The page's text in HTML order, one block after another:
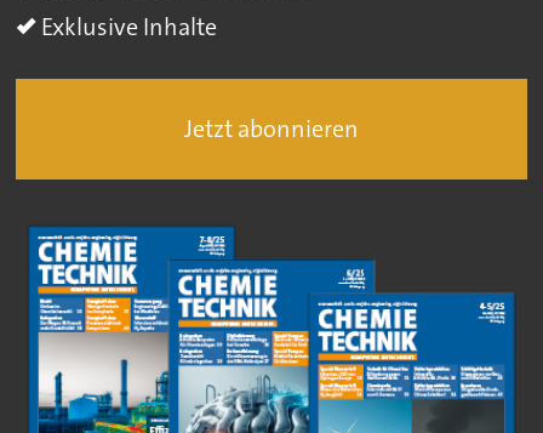
Exklusive Inhalte
Jetzt abonnieren